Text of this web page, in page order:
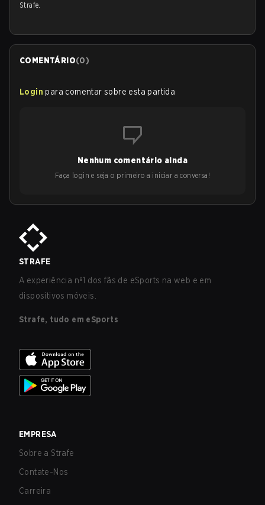
Strafe.
COMENTÁRIO(0)
Login para comentar sobre esta partida
Nenhum comentário ainda
Faça login e seja o primeiro a iniciar a conversa!
STRAFE
A experiência nº1 dos fãs de eSports na web e em
dispositivos móveis.
Strafe, tudo em eSports
EMPRESA
Sobre a Strafe
Contate-Nos
Carreira